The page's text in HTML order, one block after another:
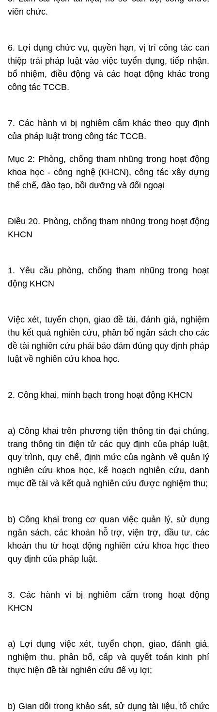
viên chức.
6. Lợi dụng chức vụ, quyền hạn, vị trí công tác can
thiệp trái pháp luật vào việc tuyển dụng, tiếp nhận,
bổ nhiệm, điều động và các hoạt động khác trong
công tác TCCB.
7. Các hành vi bị nghiêm cấm khác theo quy định
của pháp luật trong công tác TCCB.
Mục 2: Phòng, chống tham nhũng trong hoạt động
khoa học - công nghệ (KHCN), công tác xây dựng
thể chế, đào tạo, bồi dưỡng và đối ngoại
Điều 20. Phòng, chống tham nhũng trong hoạt động
KHCN
1. Yêu cầu phòng, chống tham nhũng trong hoạt
động KHCN
Việc xét, tuyển chọn, giao đề tài, đánh giá, nghiệm
thu kết quả nghiên cứu, phân bổ ngân sách cho các
đề tài nghiên cứu phải bảo đảm đúng quy định pháp
luật về nghiên cứu khoa học.
2. Công khai, minh bạch trong hoạt động KHCN
a) Công khai trên phương tiện thông tin đại chúng,
trang thông tin điện tử các quy định của pháp luật,
quy trình, quy chế, định mức của ngành về quản lý
nghiên cứu khoa học, kế hoạch nghiên cứu, danh
mục đề tài và kết quả nghiên cứu được nghiệm thu;
b) Công khai trong cơ quan việc quản lý, sử dụng
ngân sách, các khoản hỗ trợ, viện trợ, đầu tư, các
khoản thu từ hoạt động nghiên cứu khoa học theo
quy định của pháp luật.
3. Các hành vi bị nghiêm cấm trong hoạt động
KHCN
a) Lợi dụng việc xét, tuyển chọn, giao, đánh giá,
nghiệm thu, phân bổ, cấp và quyết toán kinh phí
thực hiện đề tài nghiên cứu để vụ lợi;
b) Gian dối trong khảo sát, sử dụng tài liệu, tổ chức